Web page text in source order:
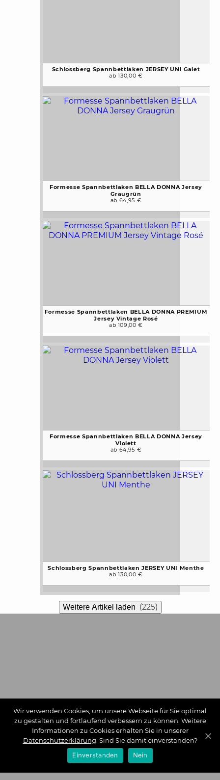
Schlossberg Spannbettlaken JERSEY UNI Galet
ab 130,00 €
Formesse Spannbettlaken BELLA DONNA Jersey
Graugrün
ab 64,95 €
Formesse Spannbettlaken BELLA DONNA PREMIUM
Jersey Vintage Rosé
ab 109,00 €
Formesse Spannbettlaken BELLA DONNA Jersey
Violett
ab 64,95 €
Schlossberg Spannbettlaken JERSEY UNI Menthe
ab 130,00 €
Weitere Artikel laden (225)
Wir verwenden Cookies, um unsere Webseite für Sie optimal
zu gestalten und fortlaufend verbessern zu können. Weitere
Informationen zu Cookies erhalten Sie in unserer
Datenschutzerklärung . Sind Sie damit einverstanden?
Einverstanden
Nein